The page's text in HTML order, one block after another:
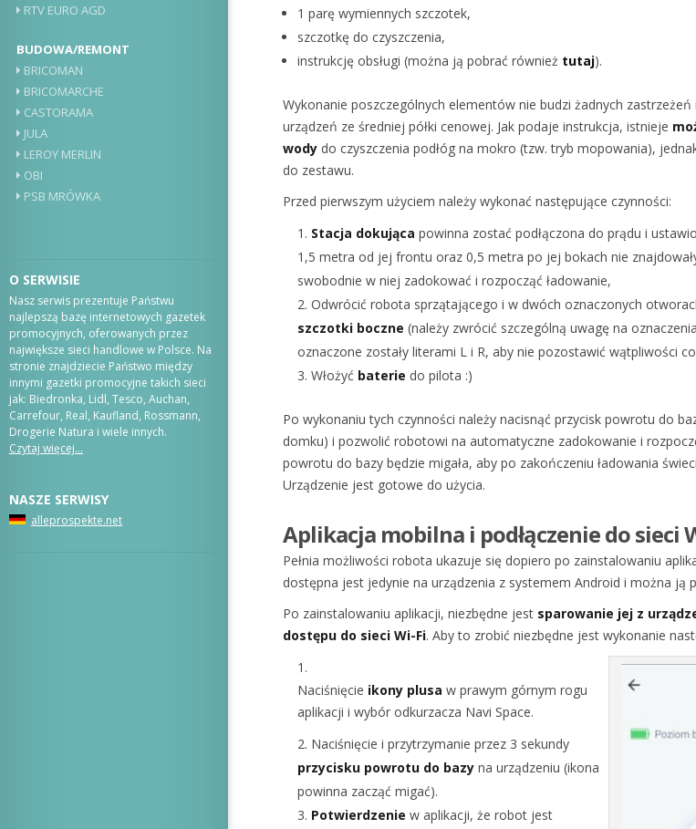
RTV EURO AGD
BUDOWA/REMONT
BRICOMAN
BRICOMARCHE
CASTORAMA
JULA
LEROY MERLIN
OBI
PSB MRÓWKA
O SERWISIE
Nasz serwis prezentuje Państwu
najlepszą bazę internetowych gazetek
promocyjnych, oferowanych przez
największe sieci handlowe w Polsce. Na
stronie znajdziecie Państwo między
innymi gazetki promocyjne takich sieci
jak: Biedronka, Lidl, Tesco, Auchan,
Carrefour, Real, Kaufland, Rossmann,
Drogerie Natura i wiele innych.
Czytaj więcej…
NASZE SERWISY
alleprospekte.net
1 parę wymiennych szczotek,
szczotkę do czyszczenia,
instrukcję obsługi (można ją pobrać również tutaj).
Wykonanie poszczególnych elementów nie budzi żadnych
urządzeń ze średniej półki cenowej. Jak podaje instrukcja, istnieje
wody do czyszczenia podłóg na mokro (tzw. tryb mopowania),
do zestawu.
Przed pierwszym użyciem należy wykonać następujące czynności:
Stacja dokująca powinna zostać podłączona do prądu i
1,5 metra od jej frontu oraz 0,5 metra po jej bokach nie
swobodnie w niej zadokować i rozpocząć ładowanie,
Odwrócić robota sprzątającego i w dwóch oznaczonych
szczotki boczne (należy zwrócić szczególną uwagę na
oznaczone zostały literami L i R, aby nie pozostawić wątpliwości
Włożyć baterie do pilota :)
Po wykonaniu tych czynności należy nacisnąć przycisk powrotu do
domku) i pozwolić robotowi na automatyczne zadokowanie i
powrotu do bazy będzie migała, aby po zakończeniu ładowania
Urządzenie jest gotowe do użycia.
Aplikacja mobilna i podłączenie do sieci
Pełnia możliwości robota ukazuje się dopiero po zainstalowaniu
dostępna jest jedynie na urządzenia z systemem Android i można ją
Po zainstalowaniu aplikacji, niezbędne jest sparowanie jej z
dostępu do sieci Wi-Fi. Aby to zrobić niezbędne jest wykonanie
Naciśnięcie ikony plusa w prawym górnym rogu
aplikacji i wybór odkurzacza Navi Space.
Naciśnięcie i przytrzymanie przez 3 sekundy
przycisku powrotu do bazy na urządzeniu (ikona
powinna zacząć migać).
Potwierdzenie w aplikacji, że robot jest